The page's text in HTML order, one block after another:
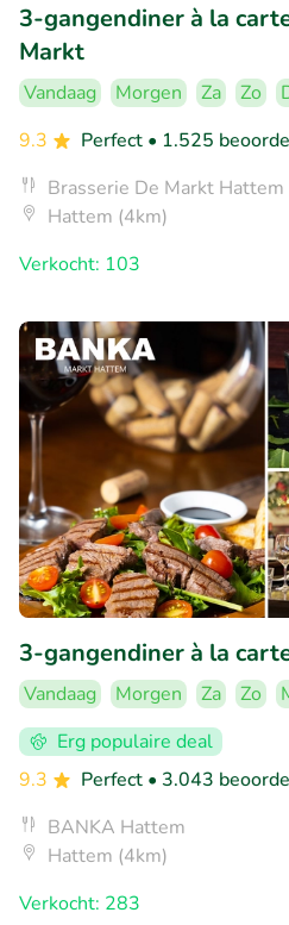
3-gangendiner à la
Markt
Vandaag Morgen Za Zo
9.3
Perfect • 1.525
Brasserie De Markt Hattem
Hattem (4km)
Verkocht: 103
3-gangendiner à la
Vandaag Morgen Za Zo
Erg populaire deal
9.3
Perfect • 3.043
BANKA Hattem
Hattem (4km)
Verkocht: 283